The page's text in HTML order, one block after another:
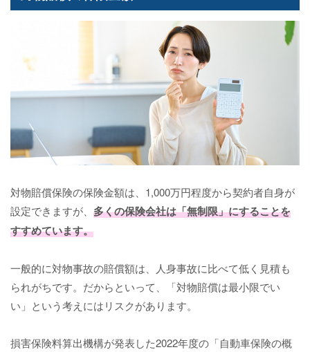
対物賠償保険の保険金額は、1,000万円程度から契約者自身が
設定できますが、 多くの保険会社は「無制限」にすることを
すすめています。
一般的に対物事故の賠償額は、人身事故に比べて低く見積も
られがちです。だからといって、「対物賠償は最小限でい
い」という考えにはリスクがあります。
損害保険料算出機構が発表した2022年度の「自動車保険の概